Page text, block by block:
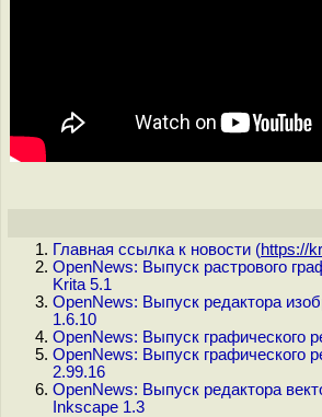
Главная ссылка к новости (https://
OpenNews: Выпуск растрового
Krita 5.1
OpenNews: Выпуск редактора
1.6.10
OpenNews: Выпуск графического
OpenNews: Выпуск графического
2.99.16
OpenNews: Выпуск редактора
Inkscape 1.3